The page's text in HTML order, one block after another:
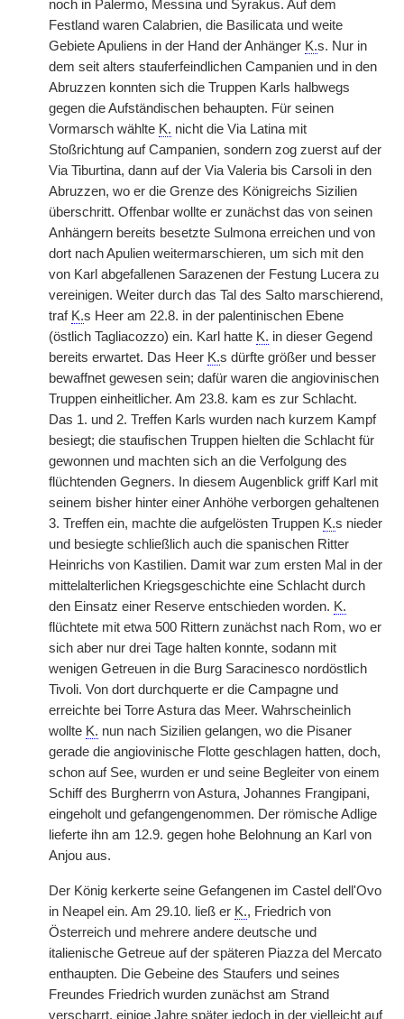
noch in Palermo, Messina und Syrakus. Auf dem
Festland waren Calabrien, die Basilicata und weite
Gebiete Apuliens in der Hand der Anhänger K.s. Nur in
dem seit alters stauferfeindlichen Campanien und in den
Abruzzen konnten sich die Truppen Karls halbwegs
gegen die Aufständischen behaupten. Für seinen
Vormarsch wählte K. nicht die Via Latina mit
Stoßrichtung auf Campanien, sondern zog zuerst auf der
Via Tiburtina, dann auf der Via Valeria bis Carsoli in den
Abruzzen, wo er die Grenze des Königreichs Sizilien
überschritt. Offenbar wollte er zunächst das von seinen
Anhängern bereits besetzte Sulmona erreichen und von
dort nach Apulien weitermarschieren, um sich mit den
von Karl abgefallenen Sarazenen der Festung Lucera zu
vereinigen. Weiter durch das Tal des Salto marschierend,
traf K.s Heer am 22.8. in der palentinischen Ebene
(östlich Tagliacozzo) ein. Karl hatte K. in dieser Gegend
bereits erwartet. Das Heer K.s dürfte größer und besser
bewaffnet gewesen sein; dafür waren die angiovinischen
Truppen einheitlicher. Am 23.8. kam es zur Schlacht.
Das 1. und 2. Treffen Karls wurden nach kurzem Kampf
besiegt; die staufischen Truppen hielten die Schlacht für
gewonnen und machten sich an die Verfolgung des
flüchtenden Gegners. In diesem Augenblick griff Karl mit
seinem bisher hinter einer Anhöhe verborgen gehaltenen
3. Treffen ein, machte die aufgelösten Truppen K.s nieder
und besiegte schließlich auch die spanischen Ritter
Heinrichs von Kastilien. Damit war zum ersten Mal in der
mittelalterlichen Kriegsgeschichte eine Schlacht durch
den Einsatz einer Reserve entschieden worden. K.
flüchtete mit etwa 500 Rittern zunächst nach Rom, wo er
sich aber nur drei Tage halten konnte, sodann mit
wenigen Getreuen in die Burg Saracinesco nordöstlich
Tivoli. Von dort durchquerte er die Campagne und
erreichte bei Torre Astura das Meer. Wahrscheinlich
wollte K. nun nach Sizilien gelangen, wo die Pisaner
gerade die angiovinische Flotte geschlagen hatten, doch,
schon auf See, wurden er und seine Begleiter von einem
Schiff des Burgherrn von Astura, Johannes Frangipani,
eingeholt und gefangengenommen. Der römische Adlige
lieferte ihn am 12.9. gegen hohe Belohnung an Karl von
Anjou aus.
Der König kerkerte seine Gefangenen im Castel dell'Ovo
in Neapel ein. Am 29.10. ließ er K., Friedrich von
Österreich und mehrere andere deutsche und
italienische Getreue auf der späteren Piazza del Mercato
enthaupten. Die Gebeine des Staufers und seines
Freundes Friedrich wurden zunächst am Strand
verscharrt, einige Jahre später jedoch in der vielleicht auf